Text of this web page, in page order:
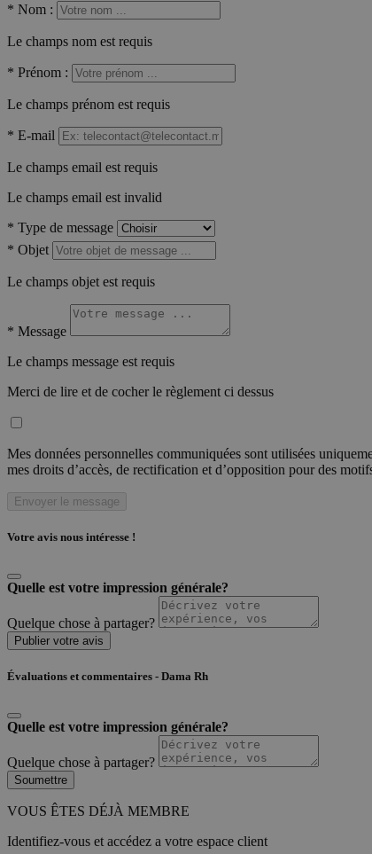
* Nom :
Le champs nom est requis
* Prénom :
Le champs prénom est requis
* E-mail
Le champs email est requis
Le champs email est invalid
* Type de message
* Objet
Le champs objet est requis
* Message
Le champs message est requis
Merci de lire et de cocher le règlement ci dessus
Mes données personnelles communiquées sont utilisées
mes droits d’accès, de rectification et d’opposition pour des
Envoyer le message
Votre avis nous intéresse !
Quelle est votre impression générale?
Quelque chose à partager?
Publier votre avis
Évaluations et commentaires - Dama Rh
Quelle est votre impression générale?
Quelque chose à partager?
Soumettre
VOUS ÊTES DÉJÀ MEMBRE
Identifiez-vous et accédez a votre espace client